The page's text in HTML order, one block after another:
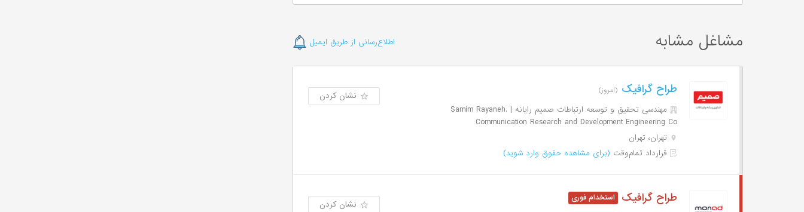
مشاغل مشابه اطلاع‌رسانی از طریق ایمیل
طراح گرافیک (امروز)
مهندسی تحقیق و توسعه ارتباطات صمیم رایانه | .Samim Rayaneh
Communication Research and Development Engineering Co
تهران، تهران
قرارداد تمام‌وقت (برای مشاهده حقوق وارد شوید)
نشان کردن
طراح گرافیک نشان کردن